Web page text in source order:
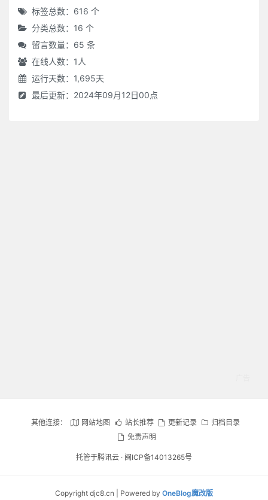
标签总数：616 个
分类总数：16 个
留言数量：65 条
在线人数： 1 人
运行天数：1,695天
最后更新：2024年09月12日00点
其他连接： 网站地图 站长推荐 更新记录
归档目录
免责声明
托管于腾讯云 · 闽ICP备14013265号
Copyright djc8.cn | Powered by OneBlog魔改版